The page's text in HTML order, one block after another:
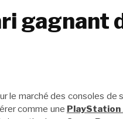
gagnant
le marché des consoles de
comme une PlayStation